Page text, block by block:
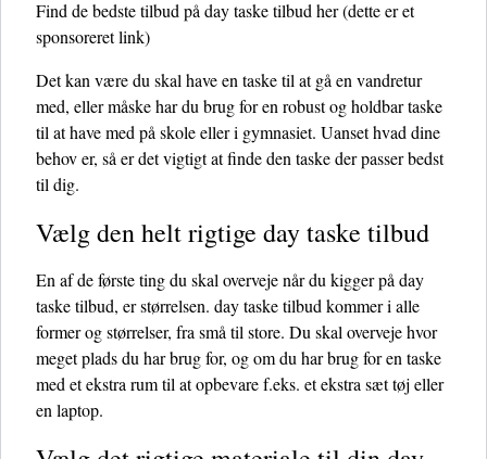
Find de bedste tilbud på day taske tilbud her(dette er et
sponsoreret link)
Det kan være du skal have en taske til at gå en vandretur
med, eller måske har du brug for en robust og holdbar taske
til at have med på skole eller i gymnasiet. Uanset hvad dine
behov er, så er det vigtigt at finde den taske der passer bedst
til dig.
Vælg den helt rigtige day taske tilbud
En af de første ting du skal overveje når du kigger på day
taske tilbud, er størrelsen. day taske tilbud kommer i alle
former og størrelser, fra små til store. Du skal overveje hvor
meget plads du har brug for, og om du har brug for en taske
med et ekstra rum til at opbevare f.eks. et ekstra sæt tøj eller
en laptop.